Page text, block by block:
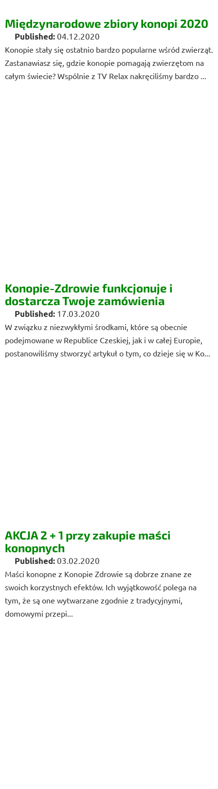
Międzynarodowe zbiory konopi 2020
04.12.2020
Konopie stały się ostatnio bardzo popularne wśród zwierząt.
Zastanawiasz się, gdzie konopie pomagają zwierzętom na
całym świecie? Wspólnie z TV Relax nakręciliśmy bardzo ...
Konopie-Zdrowie funkcjonuje i
dostarcza Twoje zamówienia
17.03.2020
W związku z niezwykłymi środkami, które są obecnie
podejmowane w Republice Czeskiej, jak i w całej Europie,
postanowiliśmy stworzyć artykuł o tym, co dzieje się w Ko...
AKCJA 2 + 1 przy zakupie maści
konopnych
03.02.2020
Maści konopne z Konopie Zdrowie są dobrze znane ze
swoich korzystnych efektów. Ich wyjątkowość polega na
tym, że są one wytwarzane zgodnie z tradycyjnymi,
domowymi przepi...